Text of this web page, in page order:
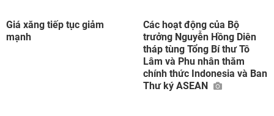
Giá xăng tiếp tục giảm
mạnh
Các hoạt động của Bộ
trưởng Nguyễn Hồng Diên
tháp tùng Tổng Bí thư Tô
Lâm và Phu nhân thăm
chính thức Indonesia và Ban
Thư ký ASEAN